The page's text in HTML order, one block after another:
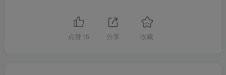
点赞 15 分享 收藏